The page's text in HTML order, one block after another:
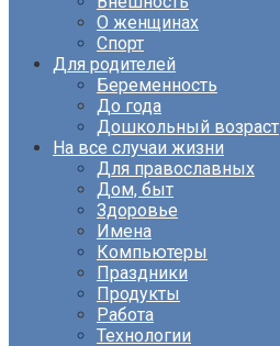
О женщинах
Спорт
Для родителей
Беременность
До года
Дошкольный возраст
На все случаи жизни
Для православных
Дом, быт
Здоровье
Имена
Компьютеры
Праздники
Продукты
Работа
Технологии